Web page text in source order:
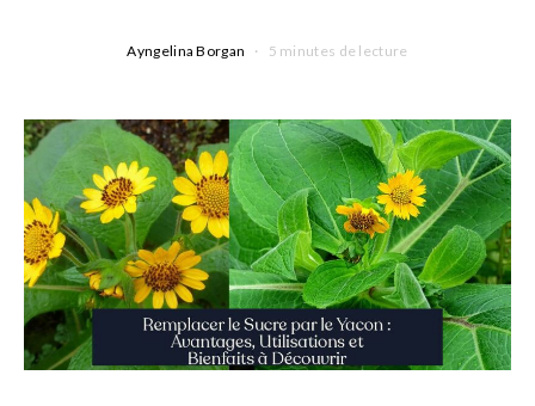
Ayngelina Borgan 5 minutes de lecture